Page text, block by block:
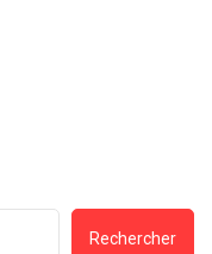
Rechercher